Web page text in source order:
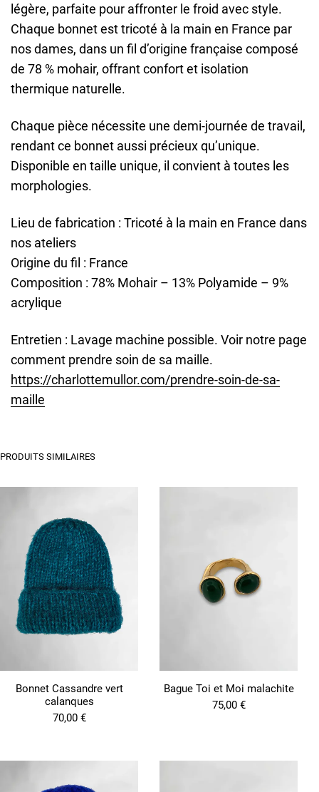
légère, parfaite pour affronter le froid avec style.
Chaque bonnet est tricoté à la main en France par
nos dames, dans un fil d’origine française composé
de 78 % mohair, offrant confort et isolation
thermique naturelle.
Chaque pièce nécessite une demi-journée de travail,
rendant ce bonnet aussi précieux qu’unique.
Disponible en taille unique, il convient à toutes les
morphologies.
Lieu de fabrication : Tricoté à la main en France dans
nos ateliers
Origine du fil : France
Composition : 78% Mohair – 13% Polyamide – 9%
acrylique
Entretien : Lavage machine possible. Voir notre page
comment prendre soin de sa maille.
https://charlottemullor.com/prendre-soin-de-sa-
maille
PRODUITS SIMILAIRES
Bonnet Cassandre vert
calanques
70,00 €
Bague Toi et Moi malachite
75,00 €